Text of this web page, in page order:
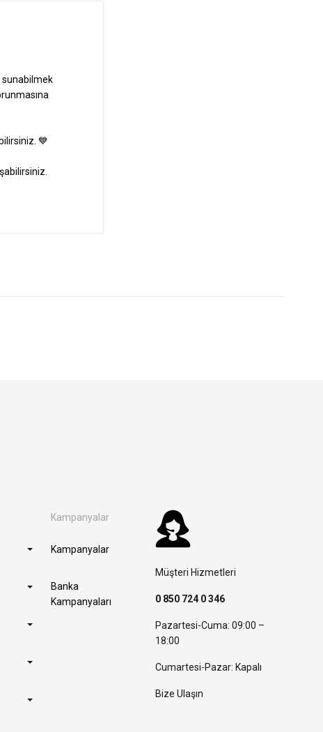
Kampanyalar
Kampanyalar
Banka
Kampanyaları
Müşteri Hizmetleri
0 850 724 0 346
Pazartesi-Cuma: 09:00 –
18:00
Cumartesi-Pazar: Kapalı
Bize Ulaşın